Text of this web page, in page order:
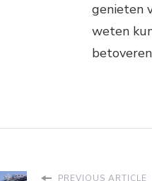
genieten
weten
PREVIOUS ARTICLE